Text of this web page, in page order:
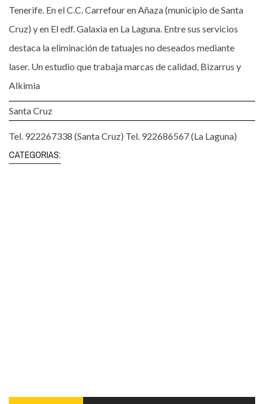
Tenerife. En el C.C. Carrefour en Añaza (municipio de Santa
Cruz) y en El edf. Galaxia en La Laguna. Entre sus servicios
destaca la eliminación de tatuajes no deseados mediante
laser. Un estudio que trabaja marcas de calidad, Bizarrus y
Alkimia
Santa Cruz
Tel. 922267338 (Santa Cruz) Tel. 922686567 (La Laguna)
CATEGORIAS: